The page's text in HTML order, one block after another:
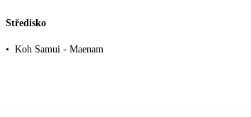
Středisko
• Koh Samui - Maenam